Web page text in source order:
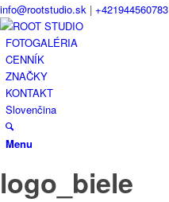
info@rootstudio.sk | +421944560783
FOTOGALÉRIA
CENNÍK
ZNAČKY
KONTAKT
Slovenčina
Menu
logo_biele